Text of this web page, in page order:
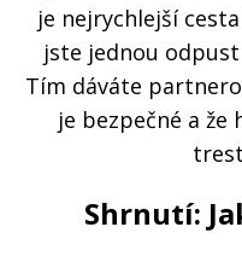
je nejrychlejší
jste jednou
Tím dáváte
je bezpečné a
Shrnutí: